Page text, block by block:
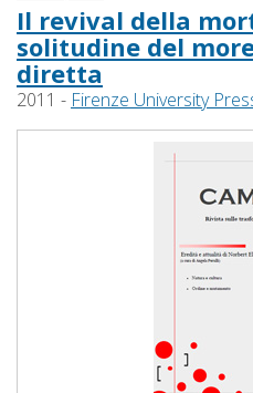
Il revival della
solitudine del
diretta
2011 - Firenze University